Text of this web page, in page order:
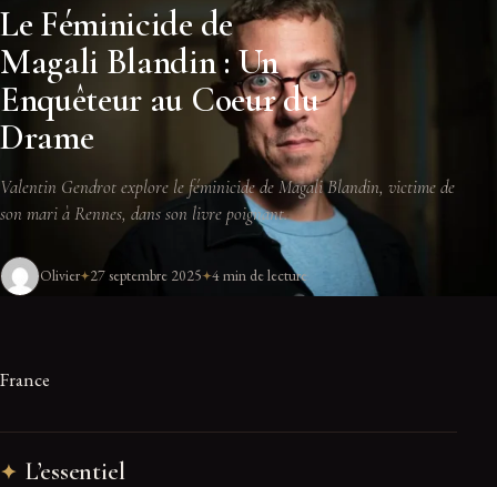
Le Féminicide de
Magali Blandin : Un
Enquêteur au Coeur du
Drame
Valentin Gendrot explore le féminicide de Magali Blandin, victime de
son mari à Rennes, dans son livre poignant.
Olivier 27 septembre 2025 4 min de lecture
France
L’essentiel